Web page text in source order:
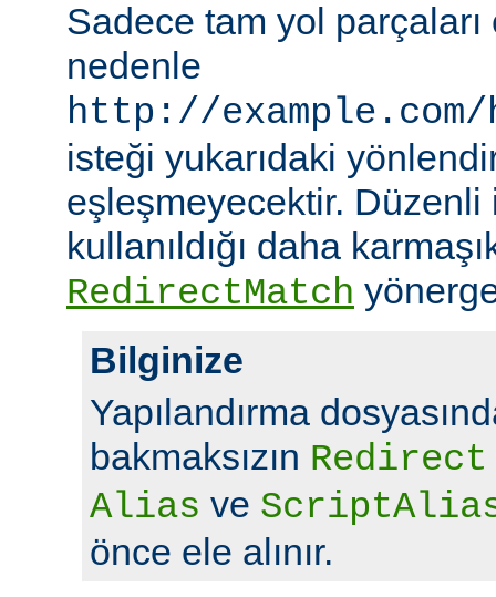
Sadece tam yol
nedenle
http://
isteği yukarıdaki
eşleşmeyecektir. Düzenli
kullanıldığı daha
RedirectMatch
Bilginize
Yapılandırma
bakmaksızın Redirect
Alias ve
önce ele alınır.